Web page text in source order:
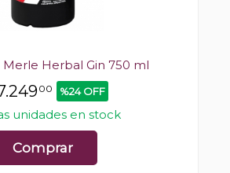
Merle Herbal Gin 750 ml
00 %24 OFF
unidades en stock
Comprar